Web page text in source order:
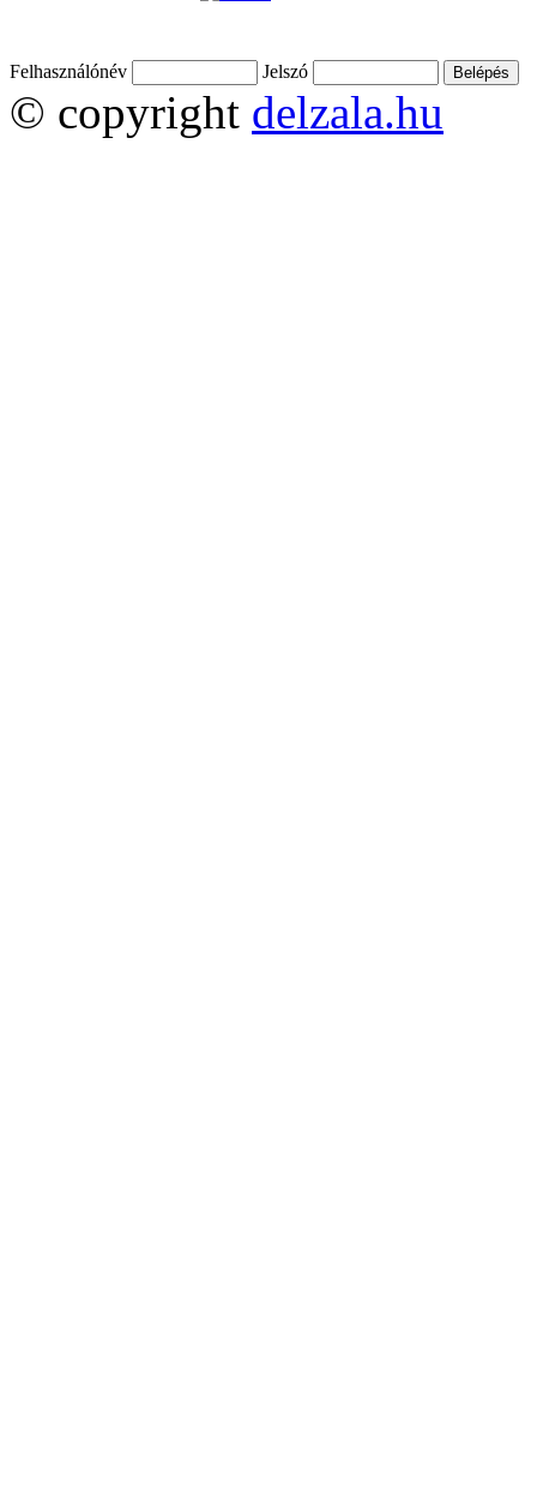
Felhasználónév Jelszó
© copyright delzala.hu